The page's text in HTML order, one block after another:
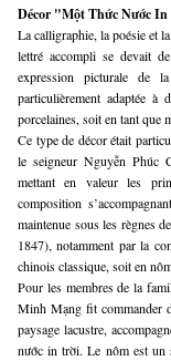
Décor "Một Thức Nước
La calligraphie, la poésie et
lettré accompli se devait
expression picturale de
particulièrement adaptée à
porcelaines, soit en tant que
Ce type de décor était
le seigneur Nguyễn Phúc
mettant en valeur les
composition
maintenue sous les règnes
1847), notamment par la
chinois classique, soit en
Pour les membres de la
Minh Mạng fit commander
paysage lacustre,
nước in trời. Le nôm est un